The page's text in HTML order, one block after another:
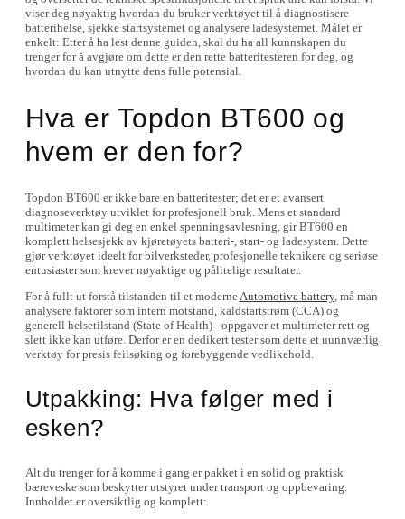
viser deg nøyaktig hvordan du bruker verktøyet til å diagnostisere
batterihelse, sjekke startsystemet og analysere ladesystemet. Målet er
enkelt: Etter å ha lest denne guiden, skal du ha all kunnskapen du
trenger for å avgjøre om dette er den rette batteritesteren for deg, og
hvordan du kan utnytte dens fulle potensial.
Hva er Topdon BT600 og
hvem er den for?
Topdon BT600 er ikke bare en batteritester; det er et avansert
diagnoseverktøy utviklet for profesjonell bruk. Mens et standard
multimeter kan gi deg en enkel spenningsavlesning, gir BT600 en
komplett helsesjekk av kjøretøyets batteri-, start- og ladesystem. Dette
gjør verktøyet ideelt for bilverksteder, profesjonelle teknikere og seriøse
entusiaster som krever nøyaktige og pålitelige resultater.
For å fullt ut forstå tilstanden til et moderne Automotive battery, må man
analysere faktorer som intern motstand, kaldstartstrøm (CCA) og
generell helsetilstand (State of Health) - oppgaver et multimeter rett og
slett ikke kan utføre. Derfor er en dedikert tester som dette et uunnværlig
verktøy for presis feilsøking og forebyggende vedlikehold.
Utpakking: Hva følger med i
esken?
Alt du trenger for å komme i gang er pakket i en solid og praktisk
bæreveske som beskytter utstyret under transport og oppbevaring.
Innholdet er oversiktlig og komplett: